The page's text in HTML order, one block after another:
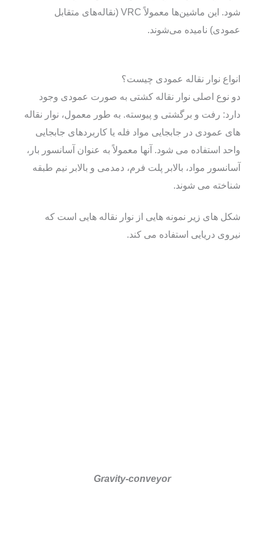
شود. این ماشین‌ها معمولاً VRC (نقاله‌های متقابل
عمودی) نامیده می‌شوند.
انواع نوار نقاله عمودی چیست؟
دو نوع اصلی نوار نقاله کشتی به صورت عمودی وجود
دارد: رفت و برگشتی و پیوسته. به طور معمول، نوار نقاله
های عمودی در جابجایی مواد فله یا کاربردهای جابجایی
واحد استفاده می شود. آنها معمولاً به عنوان آسانسور بار،
آسانسور مواد، بالابر پلت فرم، دمدمی و بالابر نیم طبقه
شناخته می شوند.
شکل های زیر نمونه هایی از نوار نقاله هایی است که
نیروی دریایی استفاده می کند.
Gravity-conveyor